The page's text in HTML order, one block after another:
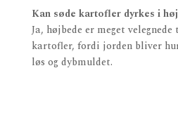
Kan søde kartofler dyrkes i
Ja, højbede er meget
kartofler, fordi jorden bliver
løs og dybmuldet.